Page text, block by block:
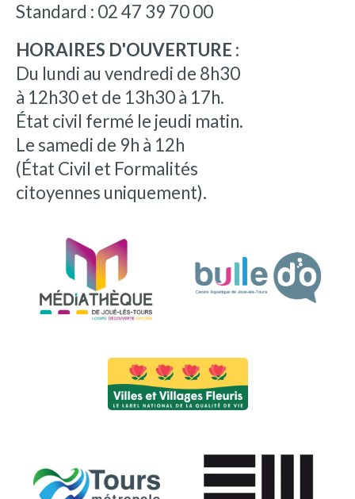
Standard : 02 47 39 70 00
HORAIRES D'OUVERTURE :
Du lundi au vendredi de 8h30
à 12h30 et de 13h30 à 17h.
État civil fermé le jeudi matin.
Le samedi de 9h à 12h
(État Civil et Formalités
citoyennes uniquement).